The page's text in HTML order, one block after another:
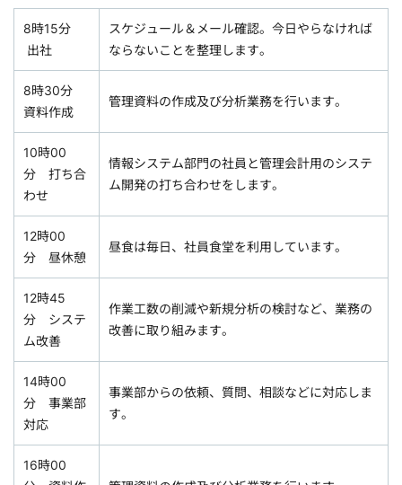
8時15分
出社
スケジュール＆メール確認。今日やらなければ
ならないことを整理します。
8時30分
資料作成
管理資料の作成及び分析業務を行います。
10時00
分 打ち合
わせ
情報システム部門の社員と管理会計用のシステ
ム開発の打ち合わせをします。
12時00
分 昼休憩
昼食は毎日、社員食堂を利用しています。
12時45
分 システ
ム改善
作業工数の削減や新規分析の検討など、業務の
改善に取り組みます。
14時00
分 事業部
対応
事業部からの依頼、質問、相談などに対応しま
す。
16時00